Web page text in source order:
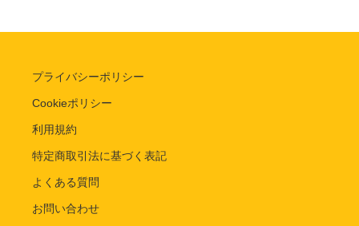
プライバシーポリシー
Cookieポリシー
利用規約
特定商取引法に基づく表記
よくある質問
お問い合わせ